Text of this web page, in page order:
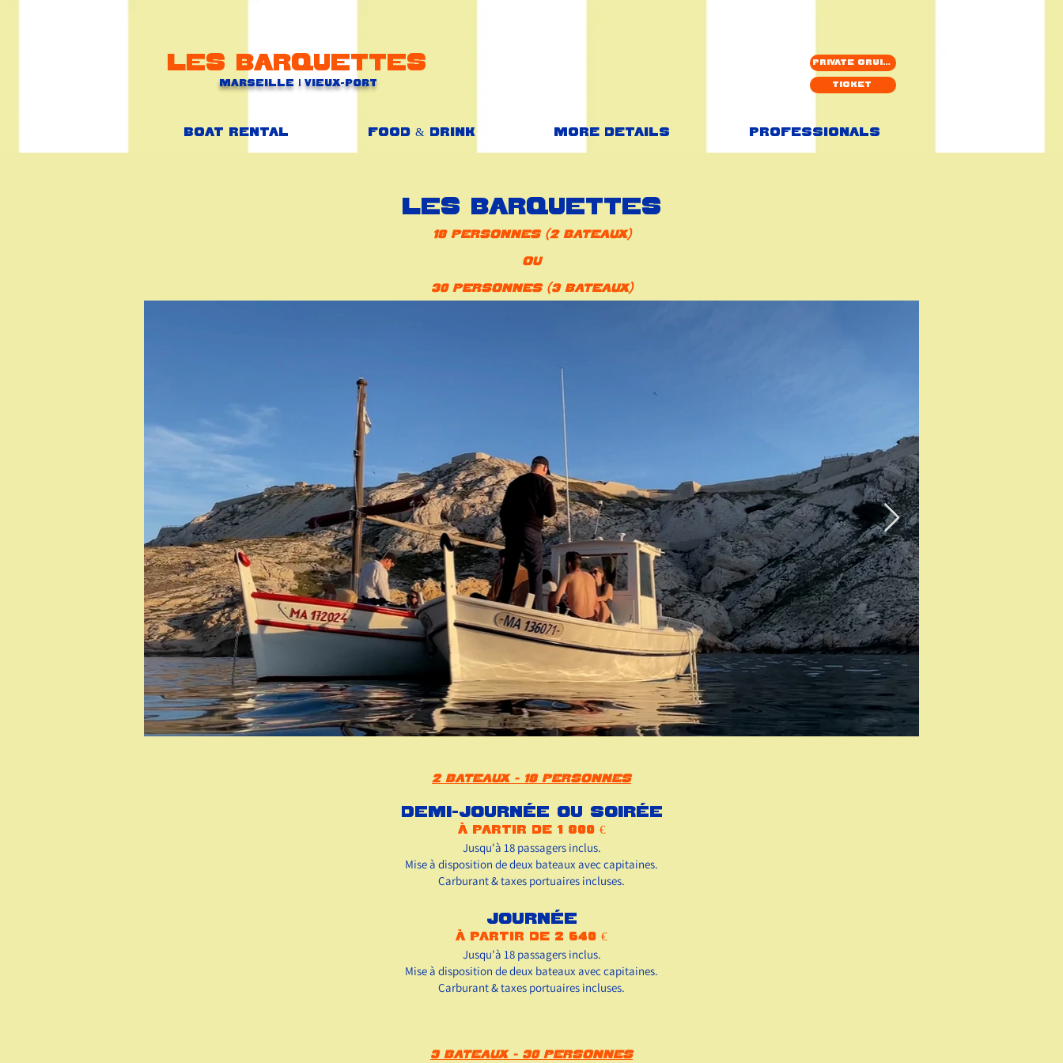
Les barquettes
Marseille | Vieux-Port
Private cruise
Ticket
Boat rental Food & Drink More details Professionals
les Barquettes
18 personnes (2 bateaux)
ou
30 personnes (3 bateaux)
2 bateaux - 18 personnes
Demi-journée ou soirée
à partir de 1 800 €
Jusqu'à 18 passagers inclus.
Mise à disposition de deux bateaux avec capitaines.
Carburant & taxes portuaires incluses.
Journée
à partir de 2 640 €
Jusqu'à 18 passagers inclus.
Mise à disposition de deux bateaux avec capitaines.
Carburant & taxes portuaires incluses.
3 bateaux - 30 personnes